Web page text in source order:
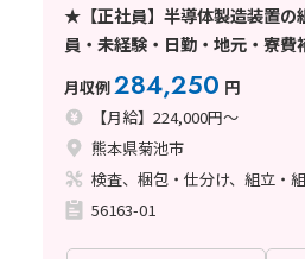
★【正社員】半導体製造装置
員・未経験・日勤・地元・寮
ールドインテック直接雇用
月収例284,250 円
【月給】224,000円～
熊本県菊池市
56163-01